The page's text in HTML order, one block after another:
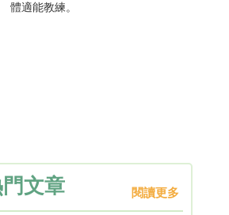
體適能教練。
文章 閱讀更多